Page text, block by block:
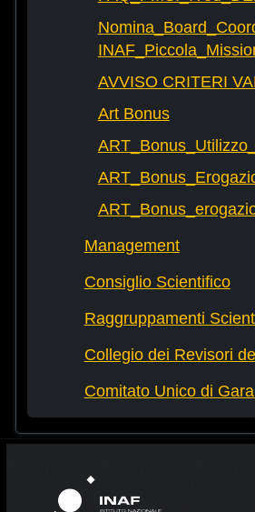
AVVISO CRITERI
Art Bonus
Management
Consiglio Scientifico
Raggruppamenti
Collegio dei Revisori
Comitato Unico di